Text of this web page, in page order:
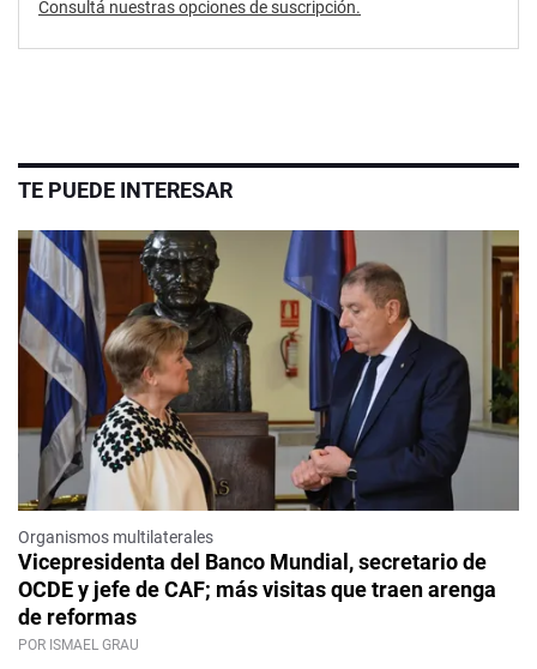
Consultá nuestras opciones de suscripción.
TE PUEDE INTERESAR
Organismos multilaterales
Vicepresidenta del Banco Mundial, secretario de
OCDE y jefe de CAF; más visitas que traen arenga
de reformas
POR ISMAEL GRAU